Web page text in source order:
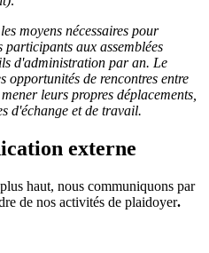
moyens nécessaires pour
participants aux assemblées
d'administration par an. Le
opportunités de rencontres entre
leurs propres déplacements,
d'échange et de travail.
externe
haut, nous communiquons par
de nos activités de plaidoyer.